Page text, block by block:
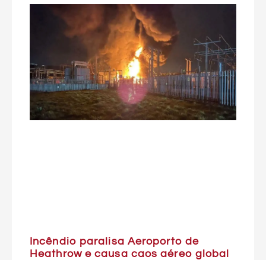
Incêndio paralisa Aeroporto de
Heathrow e causa caos aéreo global